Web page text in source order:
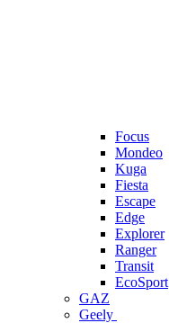
Focus
Mondeo
Kuga
Fiesta
Escape
Edge
Explorer
Ranger
Transit
EcoSport
GAZ
Geely